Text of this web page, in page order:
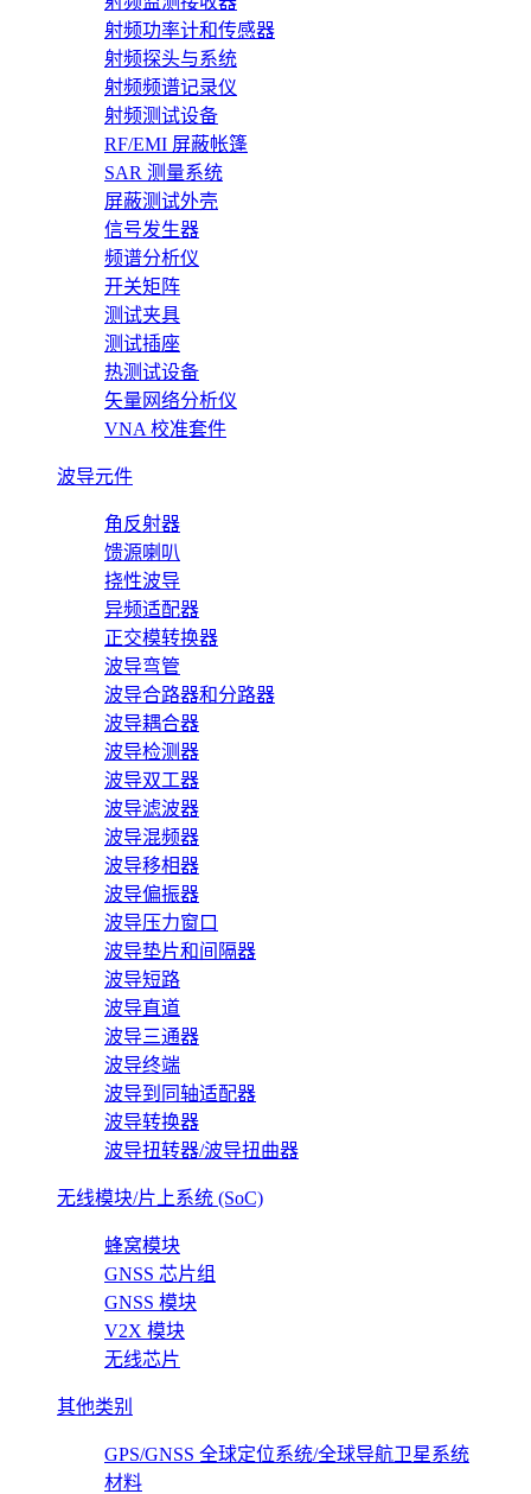
射频功率计和传感器
射频探头与系统
射频频谱记录仪
射频测试设备
RF/EMI 屏蔽帐篷
SAR 测量系统
屏蔽测试外壳
信号发生器
频谱分析仪
开关矩阵
测试夹具
测试插座
热测试设备
矢量网络分析仪
VNA 校准套件
波导元件
角反射器
馈源喇叭
挠性波导
异频适配器
正交模转换器
波导弯管
波导合路器和分路器
波导耦合器
波导检测器
波导双工器
波导滤波器
波导混频器
波导移相器
波导偏振器
波导压力窗口
波导垫片和间隔器
波导短路
波导直道
波导三通器
波导终端
波导到同轴适配器
波导转换器
波导扭转器/波导扭曲器
无线模块/片上系统 (SoC)
蜂窝模块
GNSS 芯片组
GNSS 模块
V2X 模块
无线芯片
其他类别
GPS/GNSS 全球定位系统/全球导航卫星系统
材料